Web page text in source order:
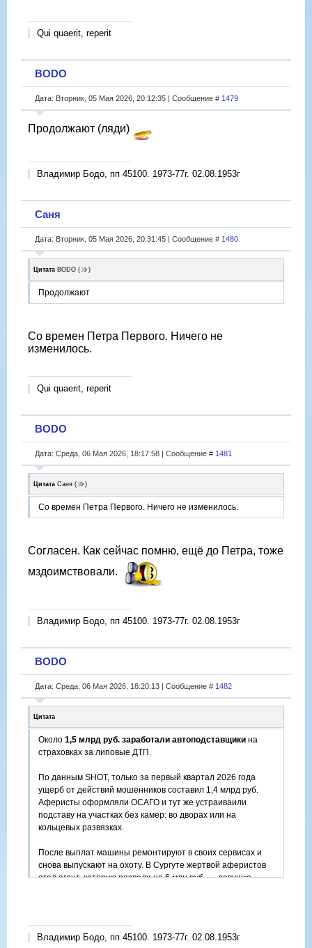
Qui quaerit, reperit
BODO
Дата: Вторник, 05 Мая 2026, 20:12:35 | Сообщение # 1479
Продолжают (ляди)
Владимир Бодо, пп 45100. 1973-77г. 02.08.1953г
Саня
Дата: Вторник, 05 Мая 2026, 20:31:45 | Сообщение # 1480
Цитата BODO ( )
Продолжают
Со времен Петра Первого. Ничего не
изменилось.
Qui quaerit, reperit
BODO
Дата: Среда, 06 Мая 2026, 18:17:58 | Сообщение # 1481
Цитата Саня ( )
Со времен Петра Первого. Ничего не изменилось.
Согласен. Как сейчас помню, ещё до Петра, тоже
мздоимствовали.
Владимир Бодо, пп 45100. 1973-77г. 02.08.1953г
BODO
Дата: Среда, 06 Мая 2026, 18:20:13 | Сообщение # 1482
Цитата
Около 1,5 млрд руб. заработали автоподставщики на
страховках за липовые ДТП.
По данным SHOT, только за первый квартал 2026 года
ущерб от действий мошенников составил 1,4 млрд руб.
Аферисты оформляли ОСАГО и тут же устраиваили
подставу на участках без камер: во дворах или на
кольцевых развязках.
После выплат машины ремонтируют в своих сервисах и
снова выпускают на охоту. В Сургуте жертвой аферистов
стал агент, которую развели на 6 млн руб. — девушке
Владимир Бодо, пп 45100. 1973-77г. 02.08.1953г